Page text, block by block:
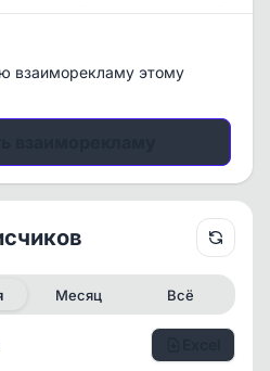
взаиморекламу этому
Месяц Всё